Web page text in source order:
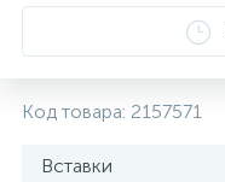
Код товара: 2157571
Вставки